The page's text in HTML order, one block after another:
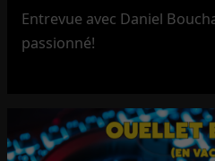
Entrevue avec Daniel
passionné!